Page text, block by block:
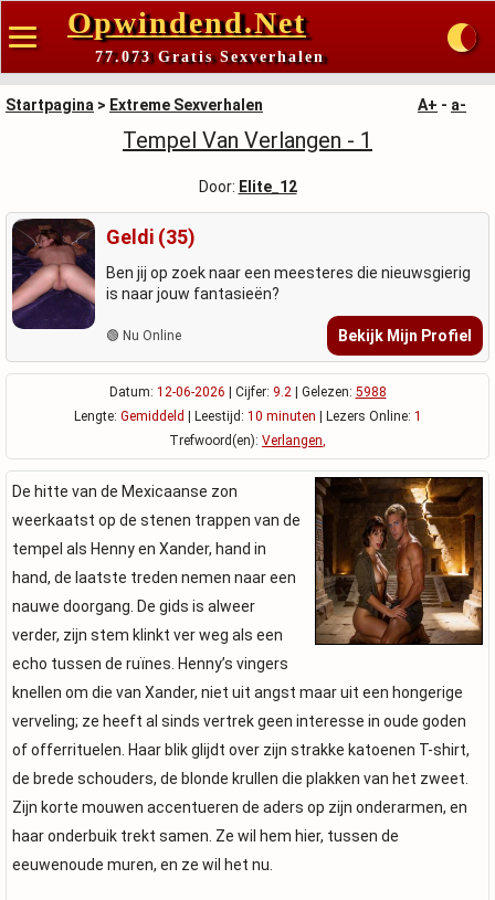
Opwindend.Net
77.073 Gratis Sexverhalen
Startpagina > Extreme Sexverhalen A+ - a-
Tempel Van Verlangen - 1
Door: Elite_12
Geldi (35)
Ben jij op zoek naar een meesteres die nieuwsgierig
is naar jouw fantasieën?
🟢 Nu Online Bekijk Mijn Profiel
Datum: 12-06-2026 | Cijfer: 9.2| Gelezen: 5988
Lengte: Gemiddeld | Leestijd: 10 minuten | Lezers Online: 1
Trefwoord(en): Verlangen,
De hitte van de Mexicaanse zon
weerkaatst op de stenen trappen van de
tempel als Henny en Xander, hand in
hand, de laatste treden nemen naar een
nauwe doorgang. De gids is alweer
verder, zijn stem klinkt ver weg als een
echo tussen de ruïnes. Henny’s vingers
knellen om die van Xander, niet uit angst maar uit een hongerige
verveling; ze heeft al sinds vertrek geen interesse in oude goden
of offerrituelen. Haar blik glijdt over zijn strakke katoenen T-shirt,
de brede schouders, de blonde krullen die plakken van het zweet.
Zijn korte mouwen accentueren de aders op zijn onderarmen, en
haar onderbuik trekt samen. Ze wil hem hier, tussen de
eeuwenoude muren, en ze wil het nu.